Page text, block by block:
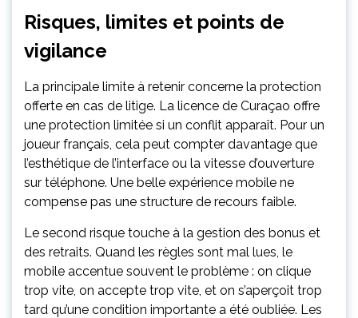
Risques, limites et points de
vigilance
La principale limite à retenir concerne la protection
offerte en cas de litige. La licence de Curaçao offre
une protection limitée si un conflit apparaît. Pour un
joueur français, cela peut compter davantage que
l’esthétique de l’interface ou la vitesse d’ouverture
sur téléphone. Une belle expérience mobile ne
compense pas une structure de recours faible.
Le second risque touche à la gestion des bonus et
des retraits. Quand les règles sont mal lues, le
mobile accentue souvent le problème : on clique
trop vite, on accepte trop vite, et on s’aperçoit trop
tard qu’une condition importante a été oubliée. Les